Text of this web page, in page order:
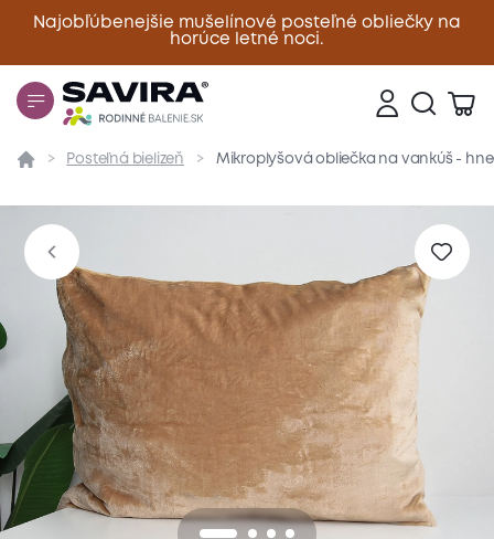
Najobľúbenejšie mušelínové posteľné obliečky na
horúce letné noci.
Zavrieť
Prehľad Parametre Popis produktu
Posteľná bielizeň Mikroplyšová obliečka na vankúš -